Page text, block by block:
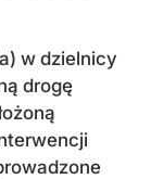
w dzielnicy
drogę